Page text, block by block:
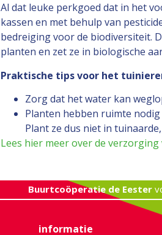
Al dat leuke perkgoed dat in het
kassen en met behulp van
bedreiging voor de biodiversiteit.
planten en zet ze in biologische
Praktische tips voor het
Zorg dat het water kan
Planten hebben ruimte
Plant ze dus niet in
Lees hier meer over de
Buurtcoöperatie de Eester
informatie